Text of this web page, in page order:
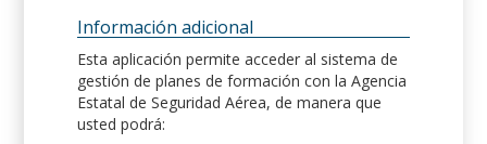
Información adicional
Esta aplicación permite acceder al sistema de
gestión de planes de formación con la Agencia
Estatal de Seguridad Aérea, de manera que
usted podrá: